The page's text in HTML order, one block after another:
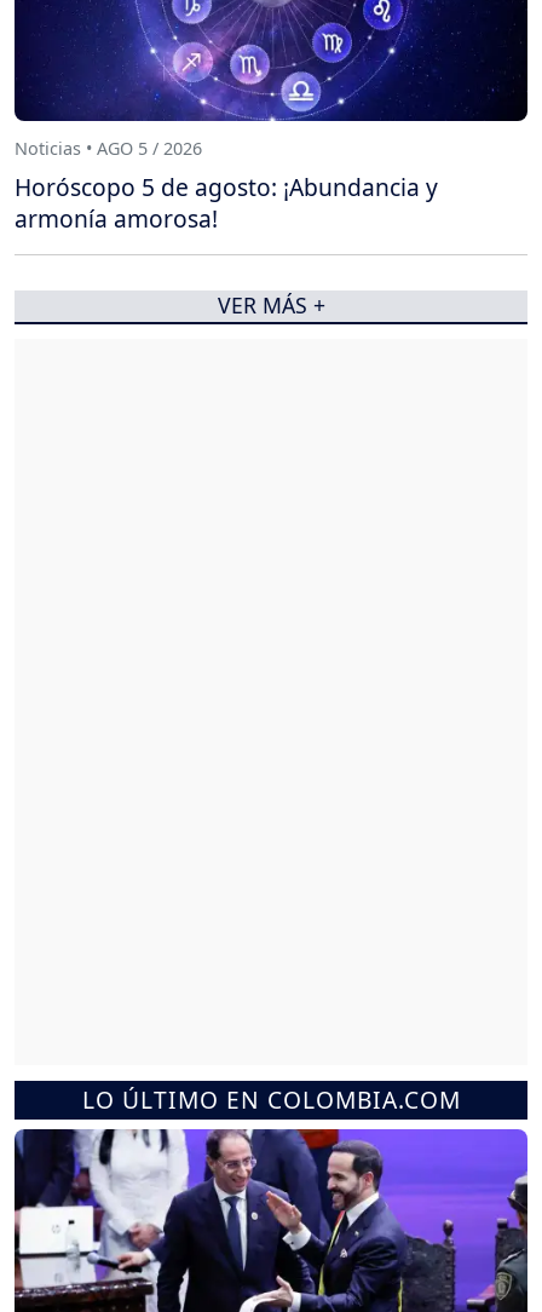
LO ÚLTIMO EN COLOMBIA.COM
Noticias • AGO 5 / 2026
Horóscopo 5 de agosto: ¡Abundancia y
armonía amorosa!
VER MÁS +